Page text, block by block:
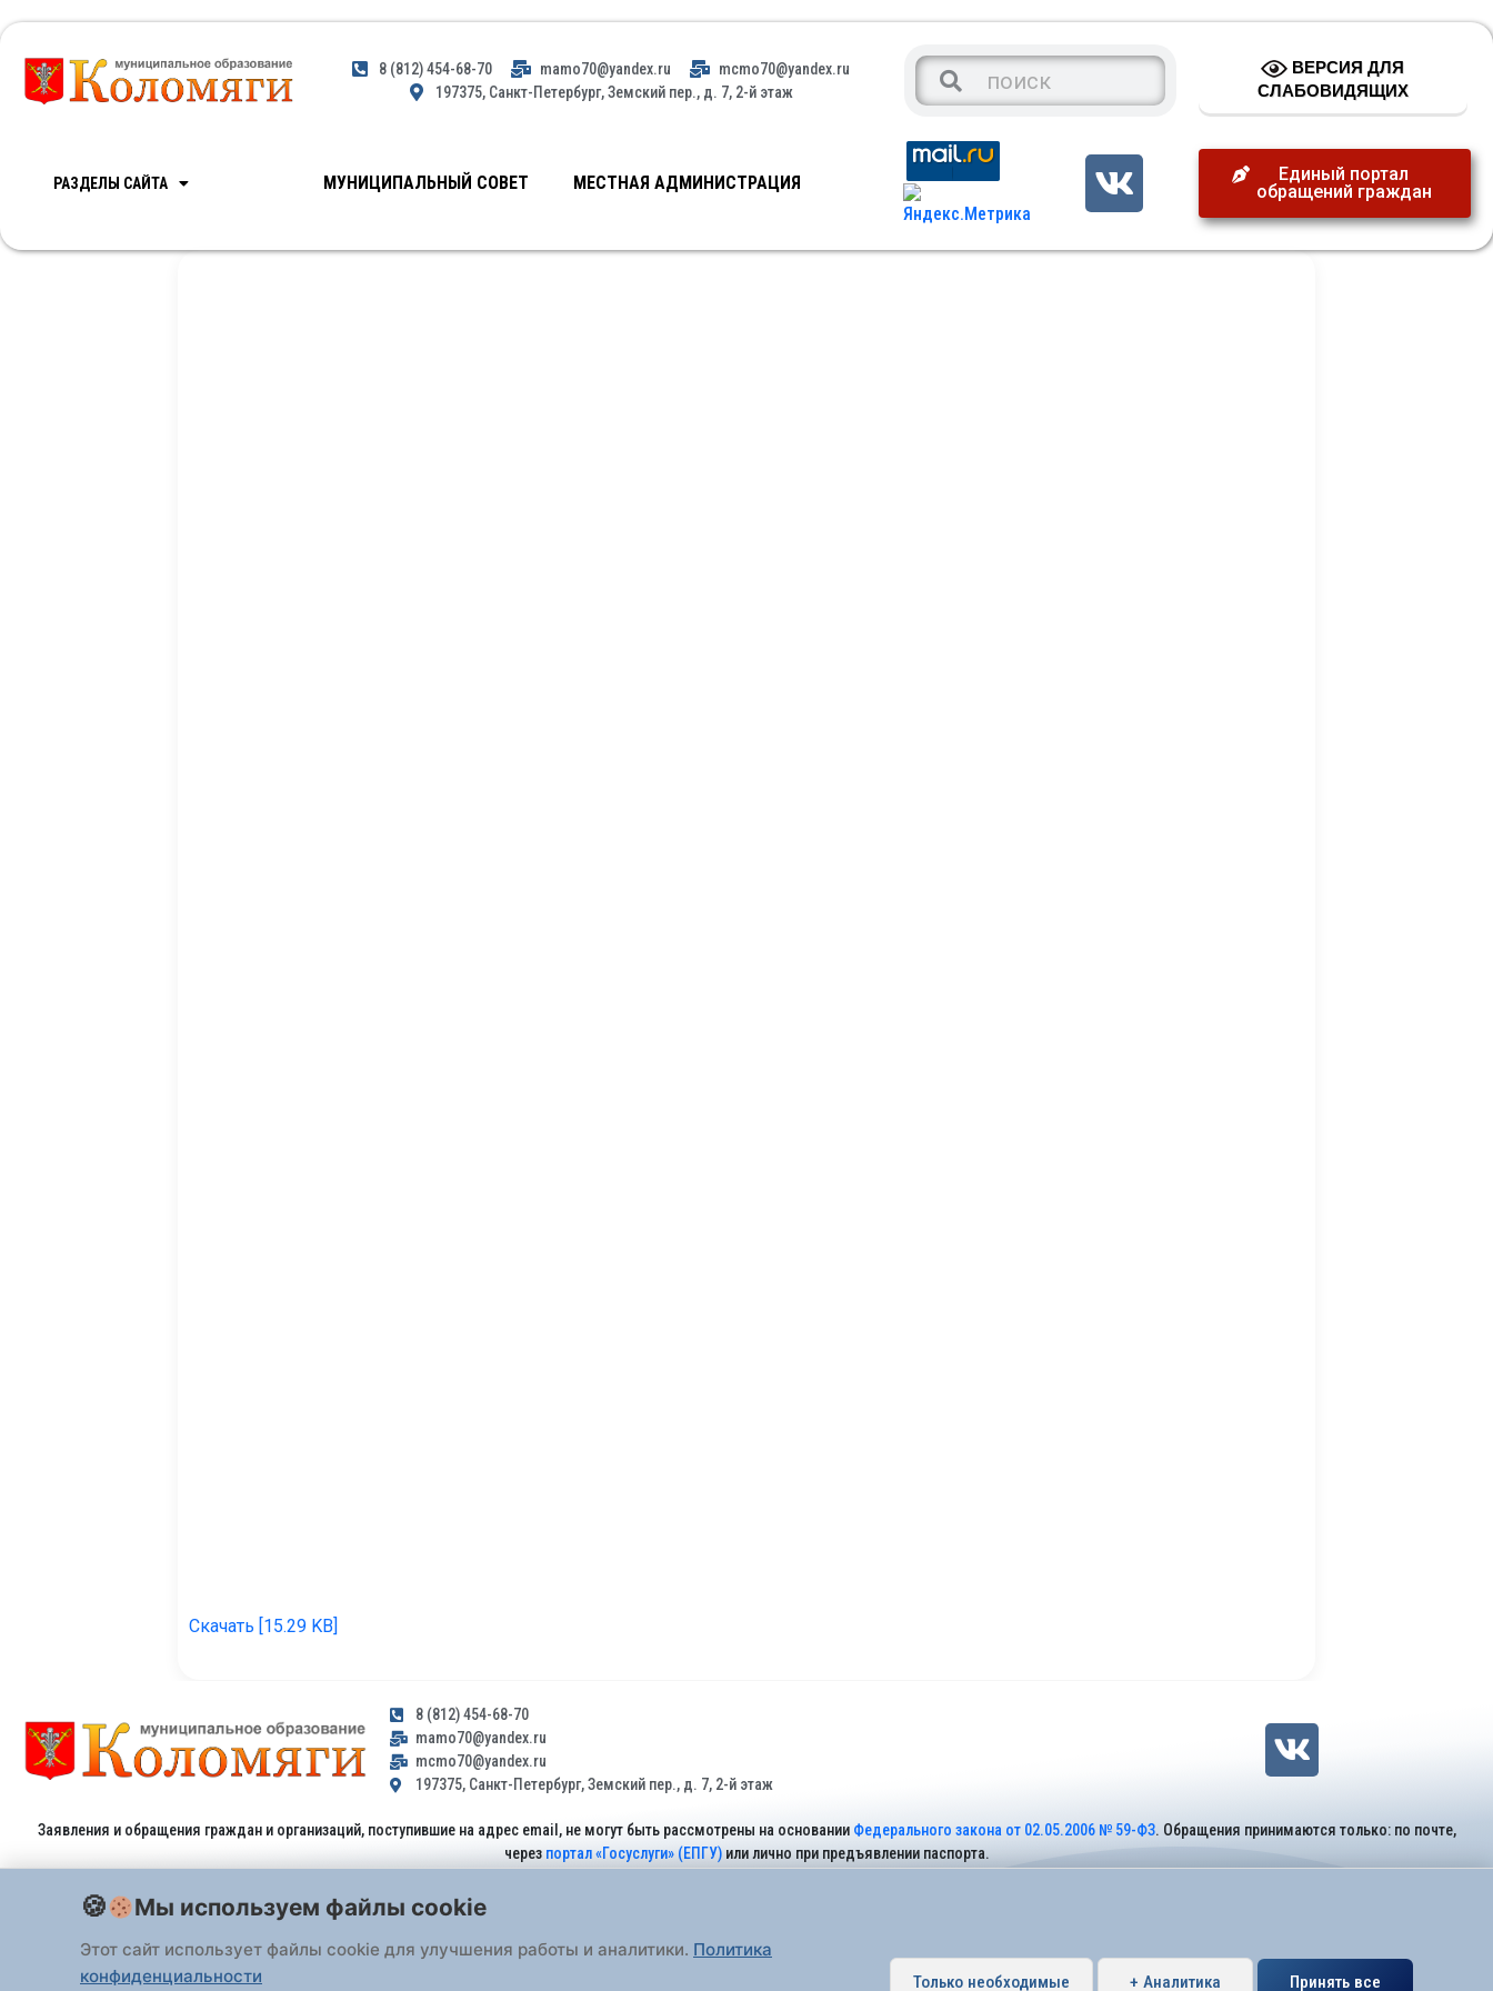
8 (812) 454-68-70 mamo70@yandex.ru
mcmo70@yandex.ru
197375, Санкт-Петербург, Земский пер., д. 7, 2-й этаж
ВЕРСИЯ ДЛЯ
СЛАБОВИДЯЩИХ
РАЗДЕЛЫ САЙТА МУНИЦИПАЛЬНЫЙ СОВЕТ МЕСТНАЯ АДМИНИСТРАЦИЯ
Единый портал
обращений граждан
Скачать [15.29 KB]
8 (812) 454-68-70
mamo70@yandex.ru
mcmo70@yandex.ru
197375, Санкт-Петербург, Земский пер., д. 7, 2-й этаж
Заявления и обращения граждан и организаций, поступившие на адрес email, не могут быть рассмотрены на основании Федерального закона от 02.05.2006 № 59-ФЗ. Обращения принимаются только: по почте,
через портал «Госуслуги» (ЕПГУ)или лично при предъявлении паспорта.
Мы используем файлы cookie
Этот сайт использует файлы cookie для улучшения работы и аналитики. Политика
конфиденциальности
Только необходимые + Аналитика Принять все